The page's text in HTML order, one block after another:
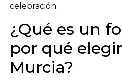
celebración.
¿Qué es un
por qué
Murcia?